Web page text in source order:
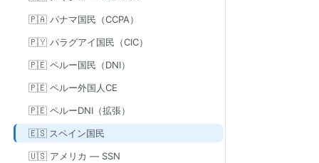
🇵🇦 パナマ国民（CCPA）
🇵🇾 パラグアイ国民（CIC）
🇵🇪 ペルー国民（DNI）
🇵🇪 ペルー外国人CE
🇵🇪 ペルーDNI（拡張）
🇪🇸 スペイン国民
🇺🇸 アメリカ — SSN